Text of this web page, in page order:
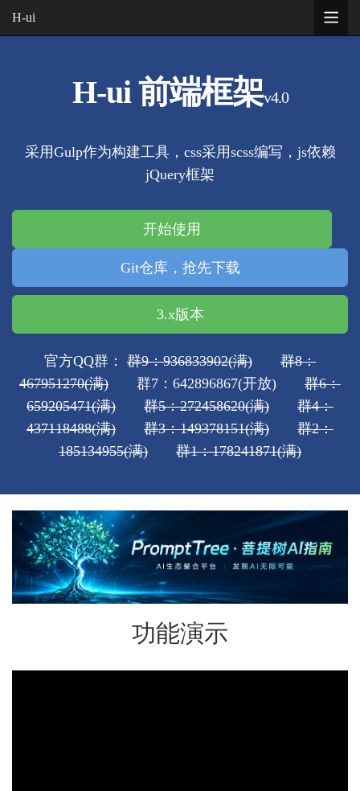
H-ui 
H-ui 前端框架v4.0
采用Gulp作为构建工具，css采用scss编写，js依赖
jQuery框架
开始使用
Git仓库，抢先下载
3.x版本
官方QQ群：群9：936833902(满)
群8：
467951270(满)
群7：642896867(开放)
群6：
659205471(满)
群5：272458620(满)
群4：
437118488(满)
群3：149378151(满)
群2：
185134955(满)
群1：178241871(满)
功能演示